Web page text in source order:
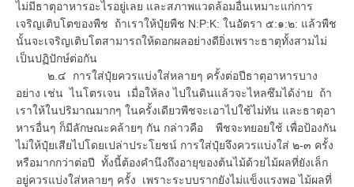
ไม่มีธาตุอาหารอะไรอยู่เลย และสภาพแวดล้อมอื่นเหมาะแก่การ
เจริญเติบโตของพืช ถ้าเราให้ปุ๋ยพืช N:P:K: ในอัตรา ๕:๑:๒: แล้วพืช
นั้นจะเจริญเติบโตสามารถให้ดอกผลอย่างดียิ่งเพราะธาตุทั้งสามไม่
เป็นปฏิปักษ์ต่อกัน
๒.๔ การใส่ปุ๋ยควรแบ่งใส่หลายๆ ครั้งต่อปีธาตุอาหารบาง
อย่าง เช่น ไนโตรเจน เมื่อให้ลง ไปในดินแล้วจะไหลซึมได้ง่าย ถ้า
เราให้ในปริมาณมากๆ ในครั้งเดียวพืชจะเอาไปใช้ไม่ทัน และธาตุอา
หารอื่นๆ ก็มีลักษณะคล้ายๆ กัน กล่าวคือ พืชจะทยอยใช้ เพื่อป้องกัน
ไม่ให้ปุ๋ยเสียไปโดยเปล่าประโยชน์ การใส่ปุ๋ยจึงควรแบ่งใส่ ๒-๓ ครั้ง
หรือมากกว่าต่อปี ทั้งนี้ต้องคำนึงถึงอายุของต้นไม้ด้วยไม้ผลที่ยังเล็ก
อยู่ควรแบ่งใส่หลายๆ ครั้ง เพราะระบบรากยังไม่แข็งแรงพอ ไม้ผลที่